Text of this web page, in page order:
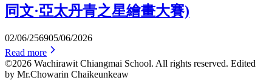
同文·亞太丹青之星繪畫大賽)
02/06/256905/06/2026
Read more
©2026 Wachirawit Chiangmai School. All rights reserved. Edited
by Mr.Chowarin Chaikeunkeaw